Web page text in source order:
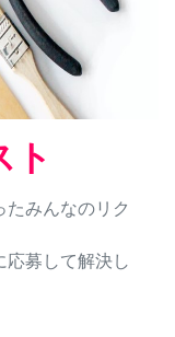
ト
たみんなのリク
応募して解決し